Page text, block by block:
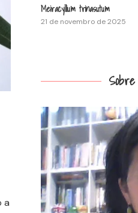
a
Meiracyllium trinasutum
21 de novembro de 2025